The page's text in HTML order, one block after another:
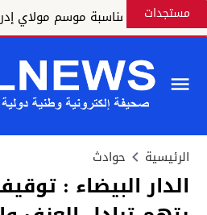
مستجدات
كريمة بمناسبة موسم مولاي إدريس
الرئيسية حوادث